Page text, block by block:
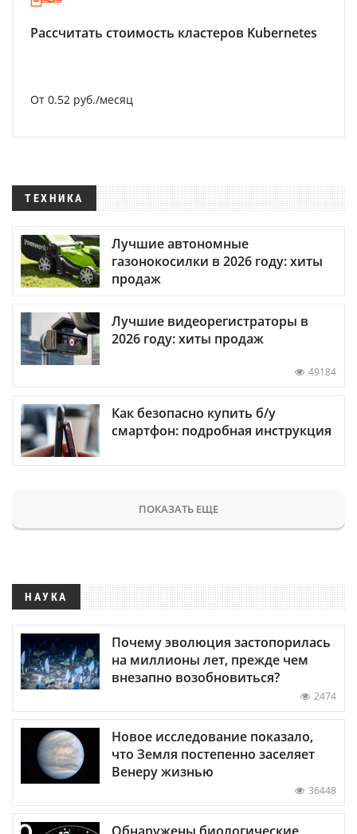
Рассчитать стоимость кластеров Kubernetes
От 0.52 руб./месяц
ТЕХНИКА
Лучшие автономные
газонокосилки в 2026 году: хиты
продаж
Лучшие видеорегистраторы в
2026 году: хиты продаж
49184
Как безопасно купить б/у
смартфон: подробная инструкция
ПОКАЗАТЬ ЕЩЕ
НАУКА
Почему эволюция застопорилась
на миллионы лет, прежде чем
внезапно возобновиться?
2474
Новое исследование показало,
что Земля постепенно заселяет
Венеру жизнью
36448